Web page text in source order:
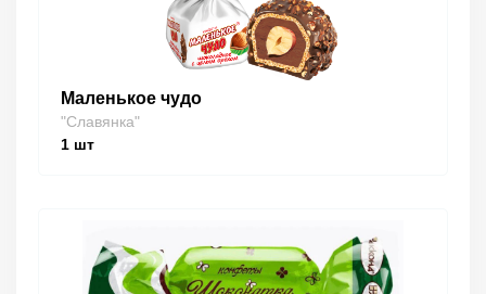
Маленькое чудо
"Славянка"
1 шт